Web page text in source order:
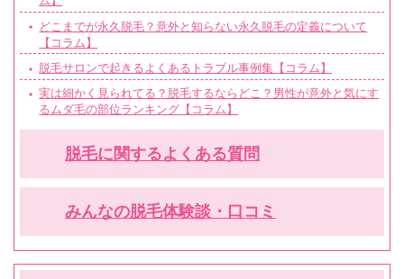
どこまでが永久脱毛？意外と知らない永久脱毛の定義について
【コラム】
脱毛サロンで起きるよくあるトラブル事例集【コラム】
実は細かく見られてる？脱毛するならどこ？男性が意外と気にす
るムダ毛の部位ランキング【コラム】
脱毛に関するよくある質問
みんなの脱毛体験談・口コミ